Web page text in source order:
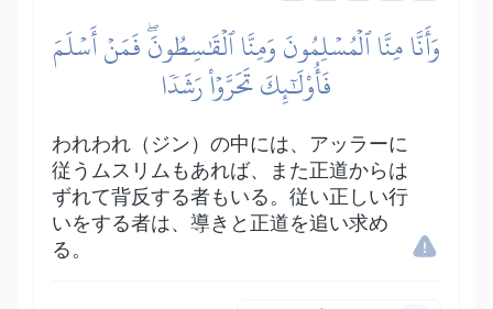
وَأَنَّا مِنَّا ٱلۡمُسۡلِمُونَ وَمِنَّا ٱلۡقَٰسِطُونَۖ فَمَنۡ أَسۡلَمَ
فَأُوْلَٰٓئِكَ تَحَرَّوۡاْ رَشَدٗا
われわれ（ジン）の中には、アッラーに
従うムスリムもあれば、また正道からは
ずれて背反する者もいる。従い正しい行
いをする者は、導きと正道を追い求め
る。